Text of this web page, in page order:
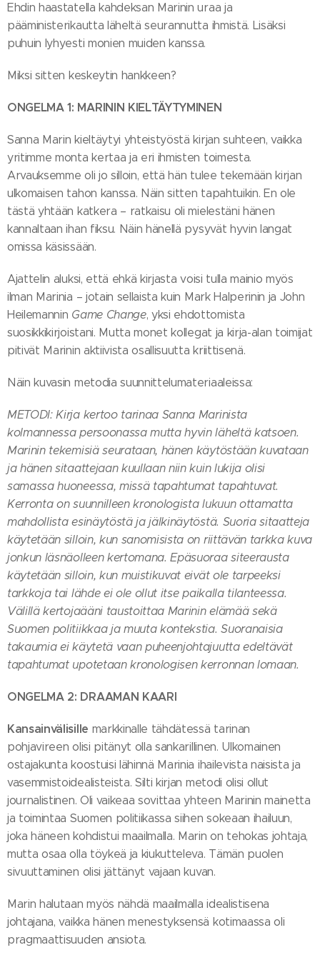
Ehdin haastatella kahdeksan Marinin uraa ja
pääministerikautta läheltä seurannutta ihmistä. Lisäksi
puhuin lyhyesti monien muiden kanssa.
Miksi sitten keskeytin hankkeen?
ONGELMA 1: MARININ KIELTÄYTYMINEN
Sanna Marin kieltäytyi yhteistyöstä kirjan suhteen, vaikka
yritimme monta kertaa ja eri ihmisten toimesta.
Arvauksemme oli jo silloin, että hän tulee tekemään kirjan
ulkomaisen tahon kanssa. Näin sitten tapahtuikin. En ole
tästä yhtään katkera – ratkaisu oli mielestäni hänen
kannaltaan ihan fiksu. Näin hänellä pysyvät hyvin langat
omissa käsissään.
Ajattelin aluksi, että ehkä kirjasta voisi tulla mainio myös
ilman Marinia – jotain sellaista kuin Mark Halperinin ja John
Heilemannin Game Change, yksi ehdottomista
suosikkikirjoistani. Mutta monet kollegat ja kirja-alan toimijat
pitivät Marinin aktiivista osallisuutta kriittisenä.
Näin kuvasin metodia suunnittelumateriaaleissa:
METODI: Kirja kertoo tarinaa Sanna Marinista
kolmannessa persoonassa mutta hyvin läheltä katsoen.
Marinin tekemisiä seurataan, hänen käytöstään kuvataan
ja hänen sitaattejaan kuullaan niin kuin lukija olisi
samassa huoneessa, missä tapahtumat tapahtuvat.
Kerronta on suunnilleen kronologista lukuun ottamatta
mahdollista esinäytöstä ja jälkinäytöstä. Suoria sitaatteja
käytetään silloin, kun sanomisista on riittävän tarkka kuva
jonkun läsnäolleen kertomana. Epäsuoraa siteerausta
käytetään silloin, kun muistikuvat eivät ole tarpeeksi
tarkkoja tai lähde ei ole ollut itse paikalla tilanteessa.
Välillä kertojaääni taustoittaa Marinin elämää sekä
Suomen politiikkaa ja muuta kontekstia. Suoranaisia
takaumia ei käytetä vaan puheenjohtajuutta edeltävät
tapahtumat upotetaan kronologisen kerronnan lomaan.
ONGELMA 2: DRAAMAN KAARI
Kansainvälisille markkinalle tähdätessä tarinan
pohjavireen olisi pitänyt olla sankarillinen. Ulkomainen
ostajakunta koostuisi lähinnä Marinia ihailevista naisista ja
vasemmistoidealisteista. Silti kirjan metodi olisi ollut
journalistinen. Oli vaikeaa sovittaa yhteen Marinin mainetta
ja toimintaa Suomen politiikassa siihen sokeaan ihailuun,
joka häneen kohdistui maailmalla. Marin on tehokas johtaja,
mutta osaa olla töykeä ja kiukutteleva. Tämän puolen
sivuuttaminen olisi jättänyt vajaan kuvan.
Marin halutaan myös nähdä maailmalla idealistisena
johtajana, vaikka hänen menestyksensä kotimaassa oli
pragmaattisuuden ansiota.